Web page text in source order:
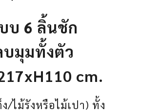
บ 6 ลิ้นชัก
บมุมทั้งตัว
cm.
/ไม้รังหรือไม้เปา) ทั้ง